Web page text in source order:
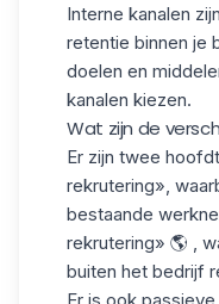
Interne kanalen
retentie binnen je
doelen en
kanalen kiezen.
Wat zijn de
Er zijn twee
rekrutering»,
bestaande
rekrutering» 🌎 ,
buiten het bedrijf
Er is ook